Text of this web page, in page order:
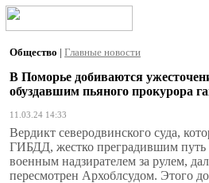
Общество | Главные новости
В Поморье добиваются
обуздавшим пьяного прокурора
11.03.24 14:33
Вердикт северодвинского суда,
ГИБДД, жестко преградившим
военным надзирателем за рулем,
пересмотрен Архоблсудом. Этого